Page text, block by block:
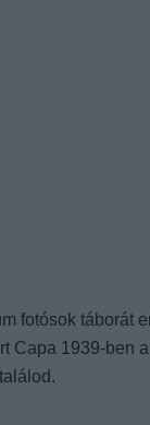
fotósok táborát
Capa 1939-ben
találod.